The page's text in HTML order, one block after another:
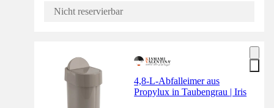
Nicht reservierbar
4,8-L-Abfalleimer aus
Propylux in Taubengrau | Iris